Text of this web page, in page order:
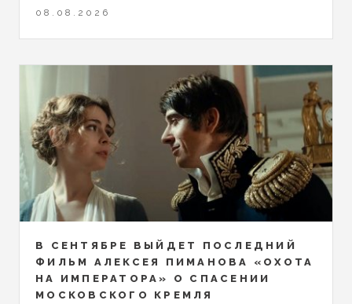
08.08.2026
В СЕНТЯБРЕ ВЫЙДЕТ ПОСЛЕДНИЙ
ФИЛЬМ АЛЕКСЕЯ ПИМАНОВА «ОХОТА
НА ИМПЕРАТОРА» О СПАСЕНИИ
МОСКОВСКОГО КРЕМЛЯ